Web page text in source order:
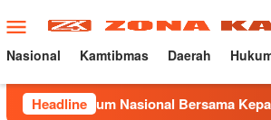
ke
konten
Menu
Mobile
Nasional Kamtibmas Daerah
Headline
Nasional Bersama Kepala BNN RI di